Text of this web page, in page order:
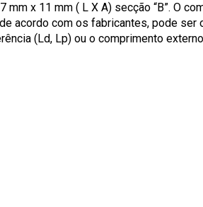
mm x 11 mm ( L X A) secção “B”. O
acordo com os fabricantes, pode ser
(Ld, Lp) ou o comprimento